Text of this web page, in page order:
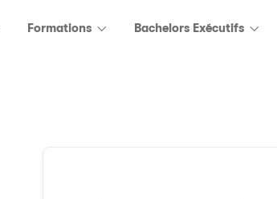
Formations Bachelors Exécutifs